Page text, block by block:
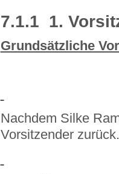
7.1.1 1.
Grundsätzliche
Nachdem Silke
Vorsitzender zurück.